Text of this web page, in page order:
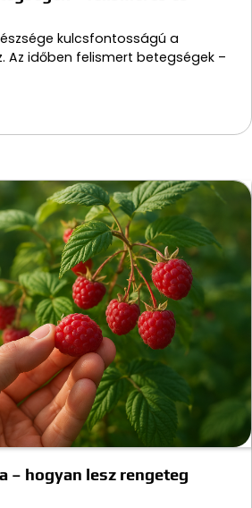
kulcsfontosságú a
Az időben felismert betegségek –
– hogyan lesz rengeteg